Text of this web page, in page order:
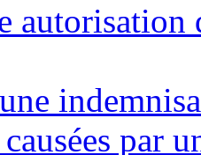
autorisation
par